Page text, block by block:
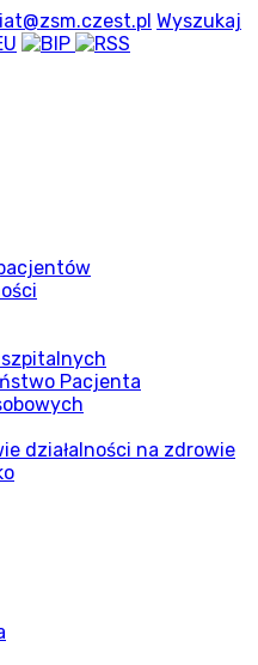
Wyszukaj
szpitalnych
Pacjenta
działalności na zdrowie